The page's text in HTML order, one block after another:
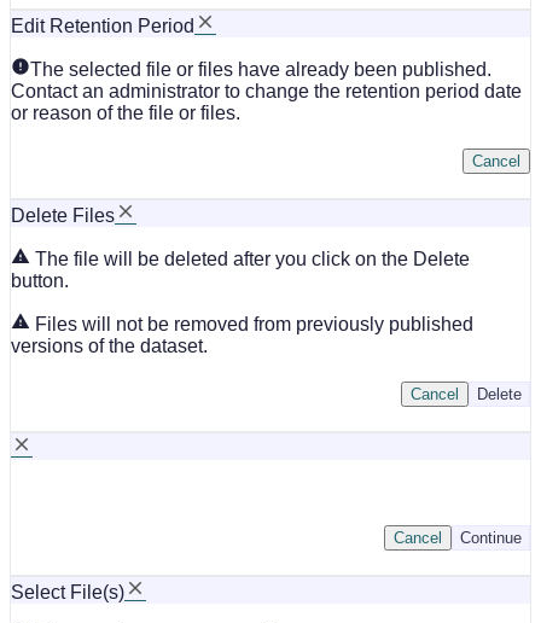
Edit Retention Period
The selected file or files have already been published.
Contact an administrator to change the retention period date
or reason of the file or files.
Cancel
Delete Files
The file will be deleted after you click on the Delete
button.
Files will not be removed from previously published
versions of the dataset.
Delete
Cancel
Continue
Cancel
Select File(s)